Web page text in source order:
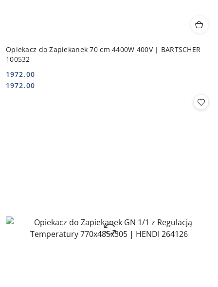
Opiekacz do Zapiekanek 70 cm 4400W 400V | BARTSCHER
100532
Cena:
1972.00
Cena:
1972.00